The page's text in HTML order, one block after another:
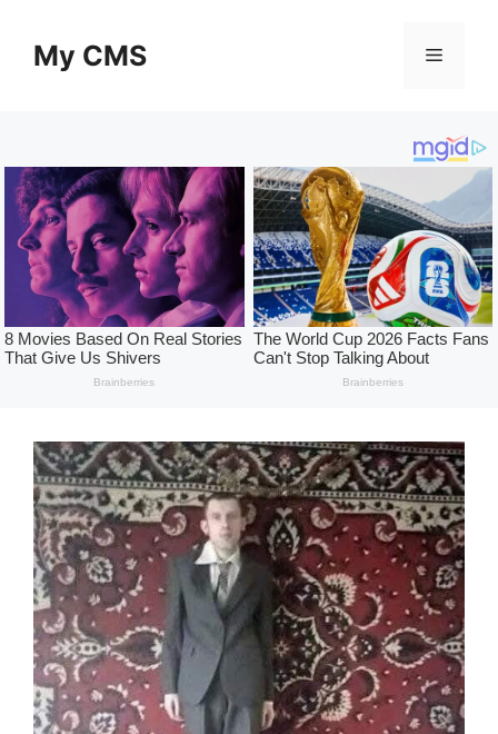
contentMy CMS Menu